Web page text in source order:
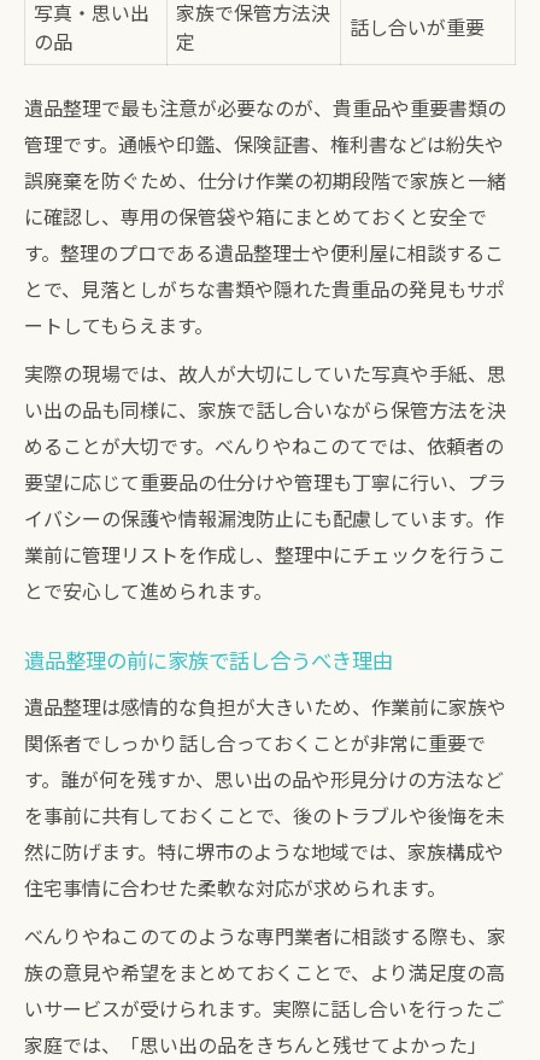
写真・思い出
の品
家族で保管方法決
定
話し合いが重要
遺品整理で最も注意が必要なのが、貴重品や重要書類の
管理です。通帳や印鑑、保険証書、権利書などは紛失や
誤廃棄を防ぐため、仕分け作業の初期段階で家族と一緒
に確認し、専用の保管袋や箱にまとめておくと安全で
す。整理のプロである遺品整理士や便利屋に相談するこ
とで、見落としがちな書類や隠れた貴重品の発見もサポ
ートしてもらえます。
実際の現場では、故人が大切にしていた写真や手紙、思
い出の品も同様に、家族で話し合いながら保管方法を決
めることが大切です。べんりやねこのてでは、依頼者の
要望に応じて重要品の仕分けや管理も丁寧に行い、プラ
イバシーの保護や情報漏洩防止にも配慮しています。作
業前に管理リストを作成し、整理中にチェックを行うこ
とで安心して進められます。
遺品整理の前に家族で話し合うべき理由
遺品整理は感情的な負担が大きいため、作業前に家族や
関係者でしっかり話し合っておくことが非常に重要で
す。誰が何を残すか、思い出の品や形見分けの方法など
を事前に共有しておくことで、後のトラブルや後悔を未
然に防げます。特に堺市のような地域では、家族構成や
住宅事情に合わせた柔軟な対応が求められます。
べんりやねこのてのような専門業者に相談する際も、家
族の意見や希望をまとめておくことで、より満足度の高
いサービスが受けられます。実際に話し合いを行ったご
家庭では、「思い出の品をきちんと残せてよかった」